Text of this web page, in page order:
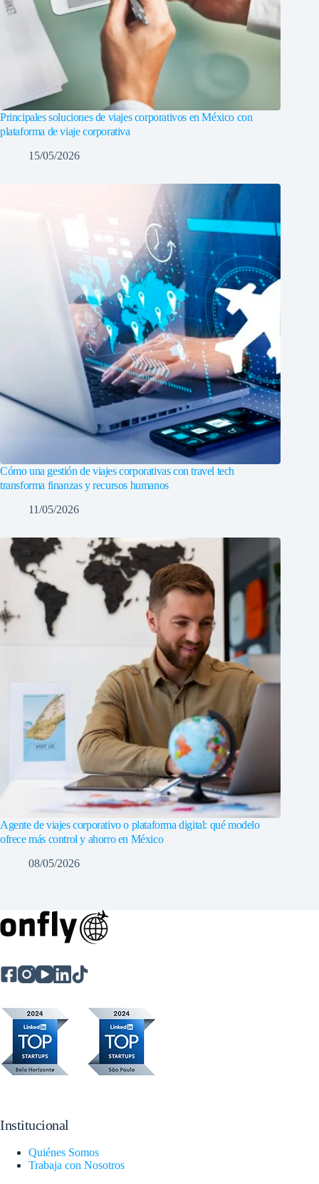
Principales soluciones de viajes corporativos en México con
plataforma de viaje corporativa
15/05/2026
Cómo una gestión de viajes corporativas con travel tech
transforma finanzas y recursos humanos
11/05/2026
Agente de viajes corporativo o plataforma digital: qué modelo
ofrece más control y ahorro en México
08/05/2026
Institucional
Quiénes Somos
Trabaja con Nosotros